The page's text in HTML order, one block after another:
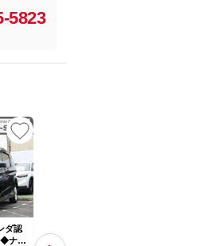
5823
ダ認
◆ナビ
セレクション 保証付 検Ｒ１